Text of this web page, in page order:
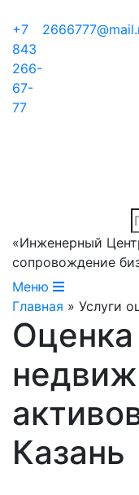
+7
843
266-
67-
77
«Инженерный
сопровождение
Меню
Главная » Услуги
Оценка
Казань